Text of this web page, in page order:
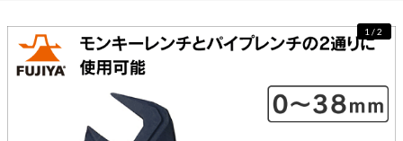
プ類 他）
防犯工事関連
電話線／コネクタ／アダプタ
防犯カメラ工事
電話工事
1/2